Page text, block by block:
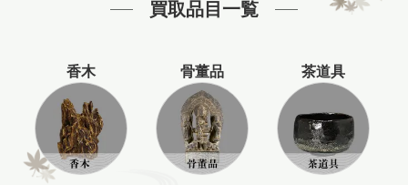
買取品目一覧
香木 骨董品 茶道具